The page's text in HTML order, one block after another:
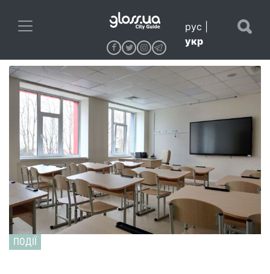
рус
укр
ПОДІЇ